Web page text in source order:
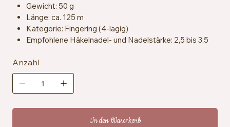
Gewicht: 50 g
Länge: ca. 125 m
Kategorie: Fingering (4-lagig)
Empfohlene Häkelnadel- und Nadelstärke: 2,5 bis 3,5
Maschenprobe: ca. 26 Maschen x 36 Reihen = 10 x 10
cm mit 2,5 mm Nadeln
Zertifizierung: OEKO-TEX® Standard 100, EN71-3
Pflegehinweise: Maschinenwaschbar bei 40 °C
Herstellung: Hergestellt aus recyceltem
Anzahl
In den Warenkorb